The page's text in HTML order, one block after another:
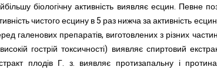
біологічну активність виявляє есцин. Певне
чистого есцину в 5 раз нижча за активність
галенових препаратів, виготовлених з різних
гострій токсичності) виявляє спиртовий
плодів Г. з. виявляє протизапальну і